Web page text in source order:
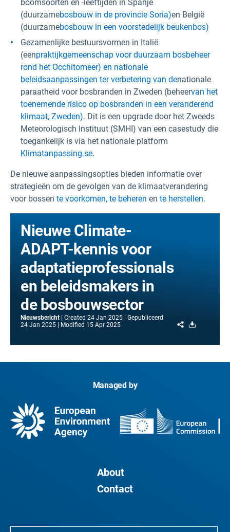
boomsoorten en -leeftijden in Spanje
(duurzamebosbouw in de provincie Soria)en België
(duurzamebosbouw in een voorstedelijk beukenbos)
Gezamenlijke bestuursvormen in Italië
(eenpraktijkgemeenschap voor duurzaam bosbeheer
rond het Occhitomeer) en nationale
beleidsaanpassingen ter verbetering van denationale
paraatheid voor bosbranden in Zweden (beheervan het
toenemende risico op bosbranden in een veranderend
klimaat, Zweden). Dit is een upgrade door het Zweeds
Meteorologisch Instituut (SMHI) van een casestudy die
toegankelijk is via het nationale platform
Klimatanpassing.se.
De nieuwe aanpassingsopties bieden informatie over
strategieën om de gevolgen van de klimaatverandering
voor bossen te voorkomen, te beheren en te herstellen.
Nieuwe Climate-
ADAPT-kennis voor
adaptatieprofessionals
en beleidsmakers in
de bosbouwsector
Nieuwsbericht Created 24 Jan 2025
Gepubliceerd
24 Jan 2025
Modified 15 Apr 2025 Share
Managed by
About
Contact